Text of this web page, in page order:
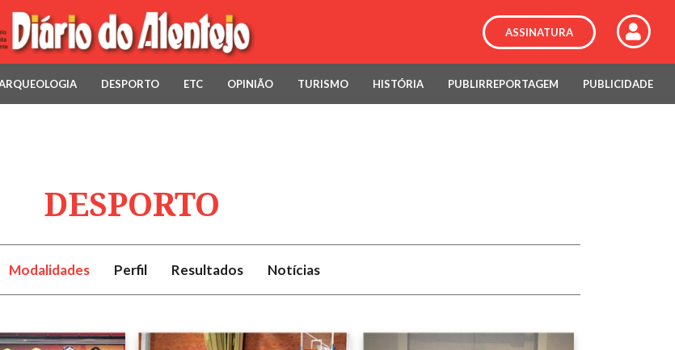
ASSINATURA
DESPORTO ETC OPINIÃO TURISMO HISTÓRIA PUBLIRREPORTAGEM PUBLICIDADE
DESPORTO
Modalidades Perfil Resultados Notícias